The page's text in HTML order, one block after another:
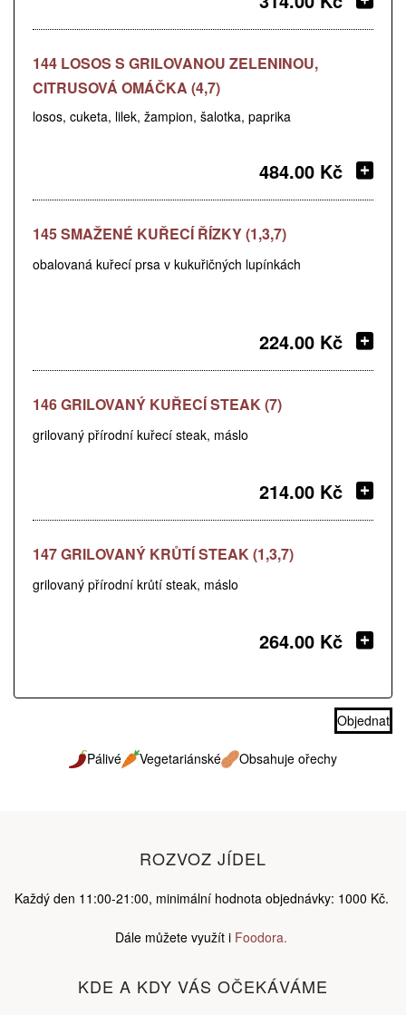
144 LOSOS S GRILOVANOU ZELENINOU,
CITRUSOVÁ OMÁČKA (4,7)
losos, cuketa, lilek, žampion, šalotka, paprika
484.00 Kč
145 SMAŽENÉ KUŘECÍ ŘÍZKY (1,3,7)
obalovaná kuřecí prsa v kukuřičných lupínkách
224.00 Kč
146 GRILOVANÝ KUŘECÍ STEAK (7)
grilovaný přírodní kuřecí steak, máslo
214.00 Kč
147 GRILOVANÝ KRŮTÍ STEAK (1,3,7)
grilovaný přírodní krůtí steak, máslo
264.00 Kč
Objednat
Pálivé Vegetariánské Obsahuje ořechy
KDE A KDY VÁS OČEKÁVÁME
ROZVOZ JÍDEL
Každý den 11:00-21:00, minimální hodnota objednávky: 1000 Kč.
Dále můžete využít i Foodora.